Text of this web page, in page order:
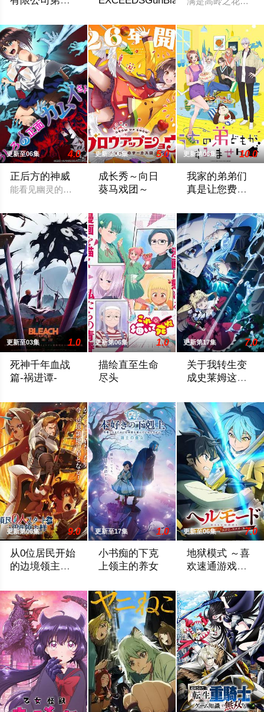
更新至06集 4.0
正后方的神威
能看见幽灵的平凡女高中生·志津香，利用容易吸引幽灵的特殊
更新至06集 5.0
成长秀～向日
葵马戏团～
更新第06集 10.0
我家的弟弟们
真是让您费心
更新至03集 1.0
死神千年血战
篇-祸进谭-
更新第06集 1.0
描绘直至生命
尽头
更新第17集 7.0
关于我转生变
成史莱姆这档
更新第06集 9.0
从0位居民开始
的边境领主大
更新至17集 1.0
小书痴的下克
上领主的养女
更新至06集 7.0
地狱模式 ～喜
欢速通游戏的
异世界无双～
第2季